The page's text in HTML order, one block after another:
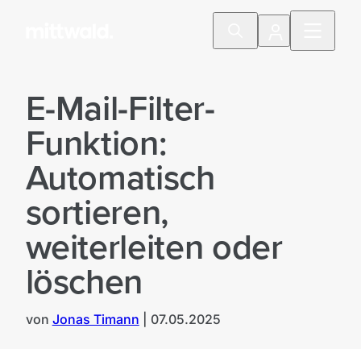
E-Mail-Filter-
Funktion:
Automatisch
sortieren,
weiterleiten oder
löschen
von Jonas Timann 07.05.2025